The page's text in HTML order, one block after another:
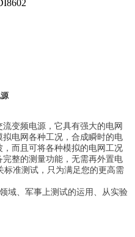
变频电源，它具有强大的电网
电网各种工况，合成瞬时的电
而且可将各种模拟的电网工况
整的测量功能，无需再外置电
标准测试，只为满足您的更高需
域、军事上测试的运用、从实验